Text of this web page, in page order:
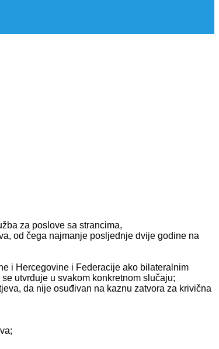
za poslove sa strancima,
od čega najmanje posljednje dvije godine na
i Hercegovine i Federacije ako bilateralnim
utvrđuje u svakom konkretnom slučaju;
da nije osuđivan na kaznu zatvora za krivična